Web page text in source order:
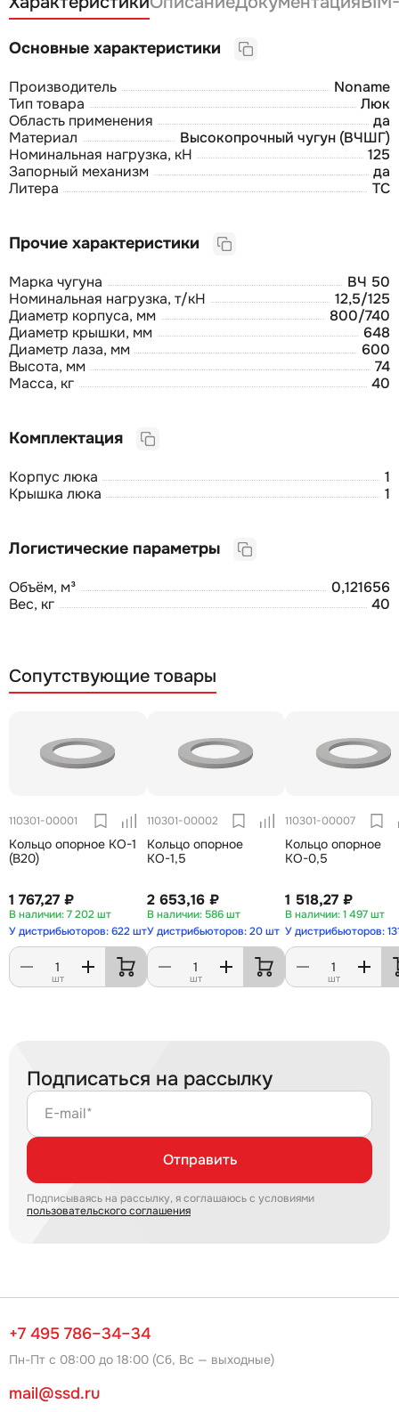
Основные характеристики
Производитель
Noname
Тип товара
Люк
Область применения
да
Материал
Высокопрочный чугун (ВЧШГ)
Номинальная нагрузка, кН
125
Запорный механизм
да
Литера
ТС
Прочие характеристики
Марка чугуна
ВЧ 50
Номинальная нагрузка, т/кН
12,5/125
Диаметр корпуса, мм
800/740
Диаметр крышки, мм
648
Диаметр лаза, мм
600
Высота, мм
74
Масса, кг
40
Комплектация
Корпус люка
1
Крышка люка
1
Логистические параметры
Объём, м³
0,121656
Вес, кг
40
Сопутствующие товары
110301-00001
Кольцо опорное КО-1
(В20)
1 767,27 ₽
7 202 шт
У дистрибьюторов: 622 шт
шт
110301-00002
Кольцо опорное
КО-1,5
2 653,16 ₽
586 шт
У дистрибьюторов: 20 шт
шт
110301-00007
Кольцо опорное
КО-0,5
1 518,27 ₽
1 497 шт
У дистрибьюторов:
шт
Подписаться на рассылку
E-mail*
Отправить
Подписываясь на рассылку, я соглашаюсь с условиями
пользовательского соглашения
+7 495 786–34–34
Пн-Пт с 08:00 до 18:00 (Сб, Вс — выходные)
mail@ssd.ru